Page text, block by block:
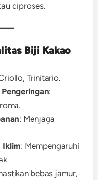
diproses.
Biji Kakao
Trinitario.
:
: Menjaga
Iklim: Mempengaruhi
bebas jamur,